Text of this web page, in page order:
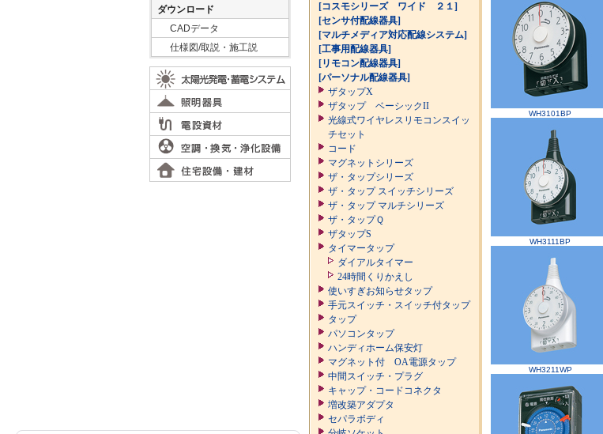
[コスモシリーズ ワイド ２１]
[センサ付配線器具]
[マルチメディア対応配線システム]
[工事用配線器具]
[リモコン配線器具]
[パーソナル配線器具]
ザタップX
ザタップ ベーシックII
光線式ワイヤレスリモコンスイッ
チセット
コード
マグネットシリーズ
ザ・タップシリーズ
ザ・タップ スイッチシリーズ
ザ・タップ マルチシリーズ
ザ・タップＱ
ザタップS
タイマータップ
ダイアルタイマー
24時間くりかえし
使いすぎお知らせタップ
手元スイッチ・スイッチ付タップ
タップ
パソコンタップ
ハンディホーム保安灯
マグネット付 OA電源タップ
中間スイッチ・プラグ
キャップ・コードコネクタ
増改築アダプタ
セパラボディ
WH3101BP
WH3111BP
WH3211WP
ダウンロード
CADデータ
仕様図/取説・施工説